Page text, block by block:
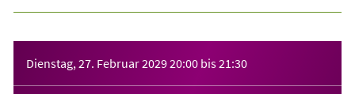
Dienstag, 27. Februar 202920:00 bis21:30